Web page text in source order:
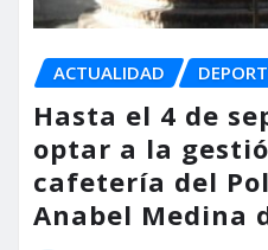
ACTUALIDAD
Hasta el 4 de
optar a la
cafetería del
Anabel Medina